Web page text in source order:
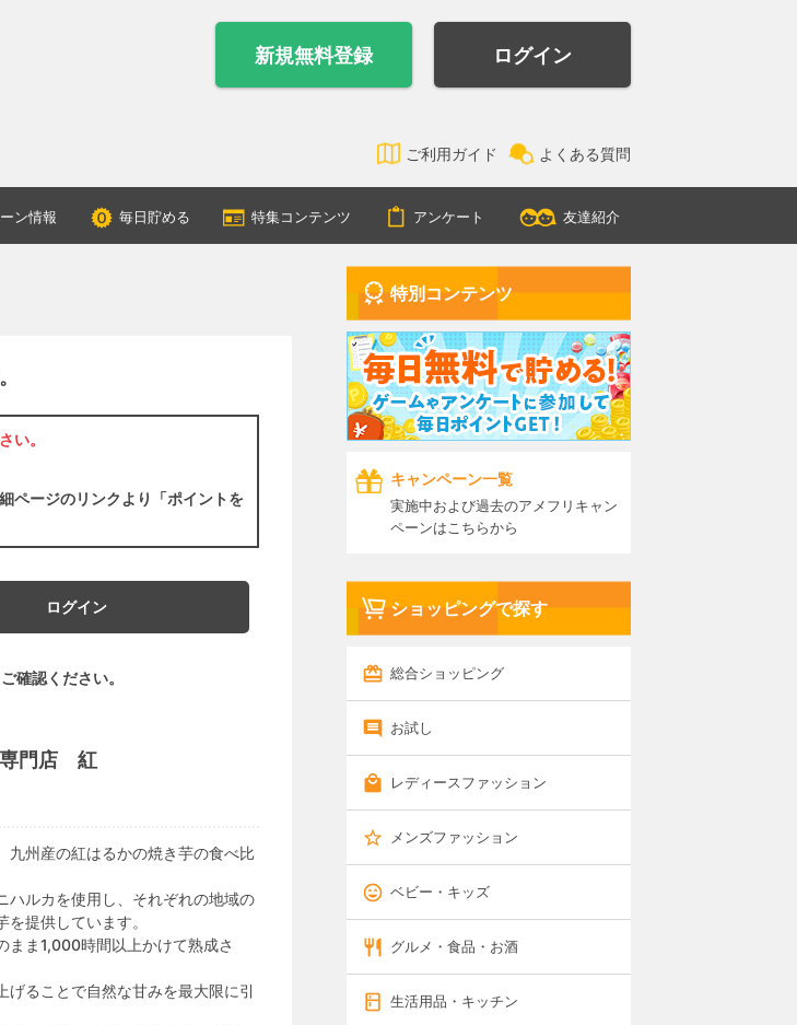
新規無料登録 ログイン
ご利用ガイド よくある質問
ン情報 毎日貯める 特集コンテンツ アンケート 友達紹介
い。
ページのリンクより「ポイントを
ログイン
確認ください。
専門店 紅
九州産の紅はるかの焼き芋の食べ比
ハルカを使用し、それぞれの地域の
提供しています。
まま1,000時間以上かけて熟成さ
げることで自然な甘みを最大限に引
特別コンテンツ
キャンペーン一覧
実施中および過去のアメフリキャン
ペーンはこちらから
ショッピングで探す
総合ショッピング
お試し
レディースファッション
メンズファッション
ベビー・キッズ
グルメ・食品・お酒
生活用品・キッチン